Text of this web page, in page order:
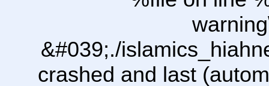
&#039;./
crashed and last